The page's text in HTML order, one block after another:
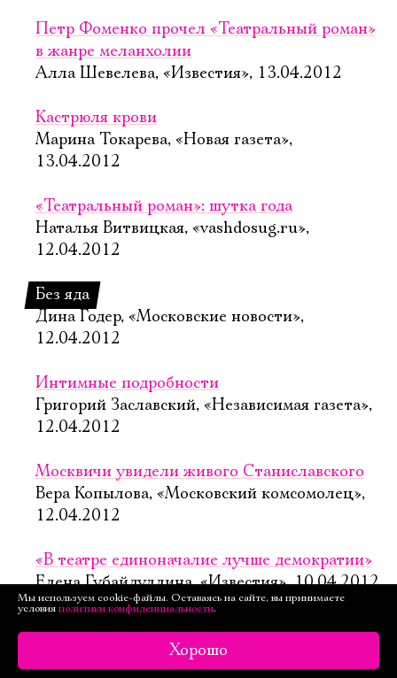
Петр Фоменко прочел «Театральный роман»
в жанре меланхолии
Алла Шевелева, «Известия», 13.04.2012
Кастрюля крови
Марина Токарева, «Новая газета»,
13.04.2012
«Театральный роман»: шутка года
Наталья Витвицкая, «vashdosug.ru»,
12.04.2012
Без яда
Дина Годер, «Московские новости»,
12.04.2012
Интимные подробности
Григорий Заславский, «Независимая газета»,
12.04.2012
Москвичи увидели живого Cтаниславского
Вера Копылова, «Московский комсомолец»,
12.04.2012
«В театре единоначалие лучше демократии»
Елена Губайдуллина, «Известия», 10.04.2012
Виктория Пешкова, «Литературная газета»,
20.01.2010
Мы используем cookie-файлы. Оставаясь на сайте, вы принимаете
условия политики конфиденциальности.
Хорошо